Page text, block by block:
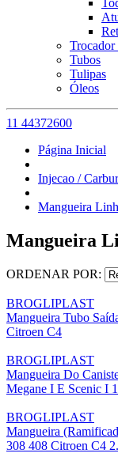
Trocador
Tubos
Tulipas
Óleos
11 44372600
Página Inicial
Injecao /
Mangueira
Mangueira
ORDENAR POR:
BROGLIPLAST
Mangueira Tubo
Citroen C4
BROGLIPLAST
Mangueira Do
Megane I E Scenic I
BROGLIPLAST
Mangueira
308 408 Citroen C4